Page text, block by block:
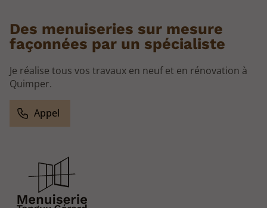
Des menuiseries sur mesure
façonnées par un spécialiste
Je réalise tous vos travaux en neuf et en rénovation à
Quimper.
Appel